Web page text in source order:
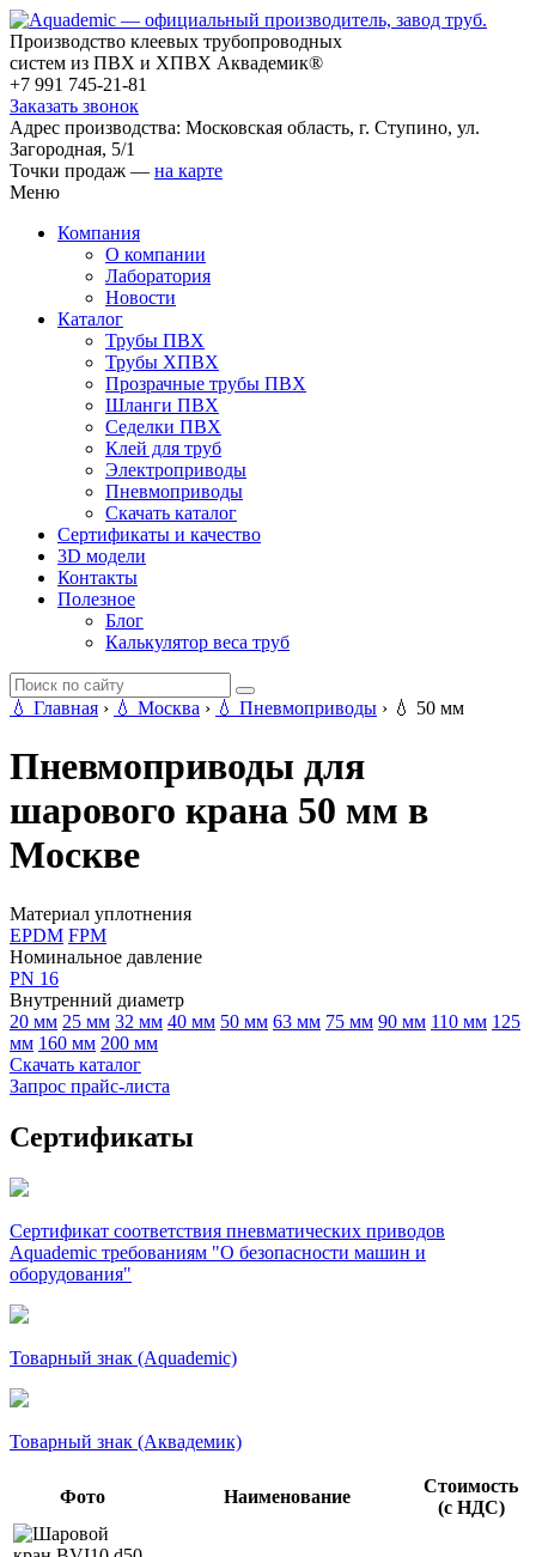
Производство клеевых трубопроводных
систем из ПВХ и ХПВХ Аквадемик®
+7 991 745-21-81
Заказать звонок
Адрес производства: Московская область, г. Ступино, ул.
Загородная, 5/1
Точки продаж — на карте
Меню
Компания
О компании
Лаборатория
Новости
Каталог
Трубы ПВХ
Трубы ХПВХ
Прозрачные трубы ПВХ
Шланги ПВХ
Седелки ПВХ
Клей для труб
Электроприводы
Пневмоприводы
Скачать каталог
Сертификаты и качество
3D модели
Контакты
Полезное
Блог
Калькулятор веса труб
💧 Главная › 💧 Москва › 💧 Пневмоприводы › 💧 50 мм
Пневмоприводы для
шарового крана 50 мм в
Москве
Материал уплотнения
EPDM FPM
Номинальное давление
PN 16
Внутренний диаметр
20 мм 25 мм 32 мм 40 мм 50 мм 63 мм 75 мм 90 мм 110 мм 125
мм 160 мм 200 мм
Скачать каталог
Запрос прайс-листа
Сертификаты
Сертификат соответствия пневматических приводов
Aquademic требованиям "О безопасности машин и
оборудования"
Товарный знак (Aquademic)
Товарный знак (Аквадемик)
Фото Наименование
Стоимость
(с НДС)